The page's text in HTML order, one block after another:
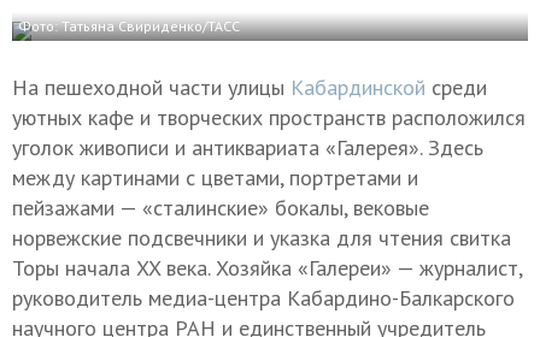
Фото: Татьяна Свириденко/ТАСС
На пешеходной части улицы Кабардинской среди
уютных кафе и творческих пространств расположился
уголок живописи и антиквариата «Галерея». Здесь
между картинами с цветами, портретами и
пейзажами — «сталинские» бокалы, вековые
норвежские подсвечники и указка для чтения свитка
Торы начала XX века. Хозяйка «Галереи» — журналист,
руководитель медиа-центра Кабардино-Балкарского
научного центра РАН и единственный учредитель